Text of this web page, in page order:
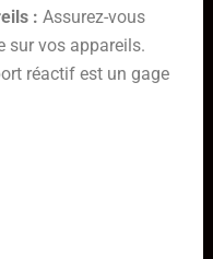
: Assurez-vous
sur vos appareils.
réactif est un gage